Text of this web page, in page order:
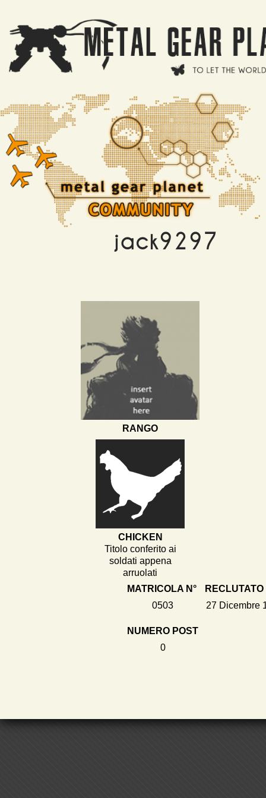
jack9297
RANGO
CHICKEN
Titolo conferito ai
soldati appena
arruolati
MATRICOLA N°
0503
RECLUTATO
27 Dicembre
NUMERO POST
0